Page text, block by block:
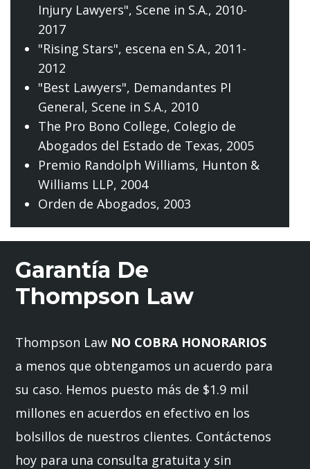
Injury Lawyers", Scene in S.A., 2010-
2017
"Rising Stars", escena en S.A., 2011-
2012
"Best Lawyers", Demandantes PI
General, Scene in S.A., 2010
The Pro Bono College, Colegio de
Abogados del Estado de Texas, 2005
Premio Randolph Williams, Hunton &
Williams LLP, 2004
Orden de Abogados, 2003
Garantía De
Thompson Law
Thompson Law NO COBRA HONORARIOS
a menos que obtengamos un acuerdo para
su caso. Hemos puesto más de $1.9 mil
millones en acuerdos en efectivo en los
bolsillos de nuestros clientes. Contáctenos
hoy para una consulta gratuita y sin